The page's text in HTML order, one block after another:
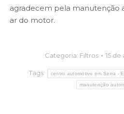
agradecem pela manutenção
ar do motor.
Categoria: Filtros 15 de
Tags: centro automotivo em Serra -
manutenção